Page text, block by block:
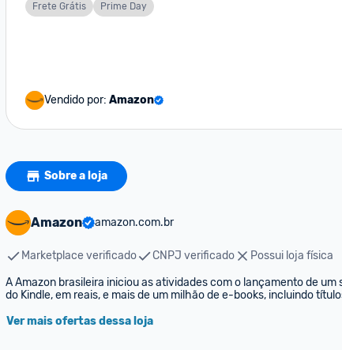
Frete Grátis Prime Day
Vendido por: Amazon
Sobre a loja
Amazon amazon.com.br
Marketplace verificado CNPJ verificado
Possui loja física
A Amazon brasileira iniciou as atividades com o lançamento de
do Kindle, em reais, e mais de um milhão de e-books, incluindo
Ver mais ofertas dessa loja